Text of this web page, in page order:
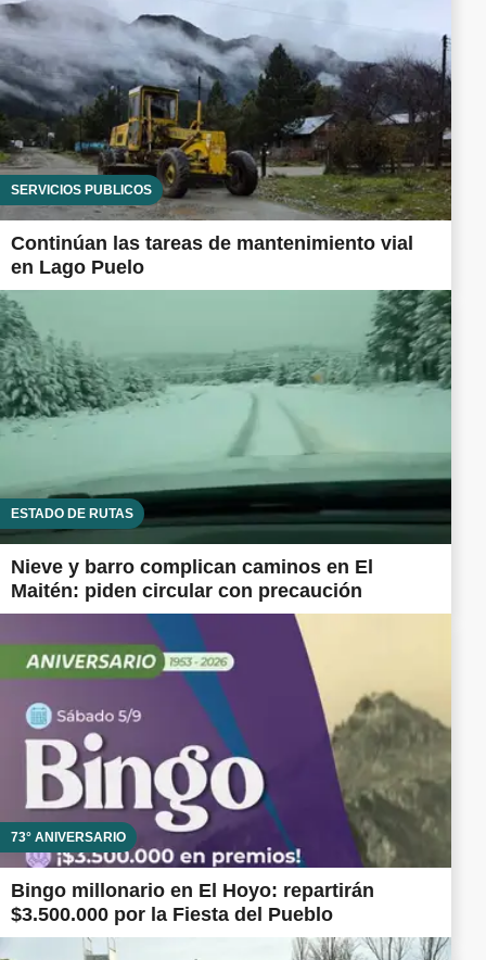
SERVICIOS PÚBLICOS
Continúan las tareas de mantenimiento vial
en Lago Puelo
ESTADO DE RUTAS
Nieve y barro complican caminos en El
Maitén: piden circular con precaución
73° ANIVERSARIO
Bingo millonario en El Hoyo: repartirán
$3.500.000 por la Fiesta del Pueblo